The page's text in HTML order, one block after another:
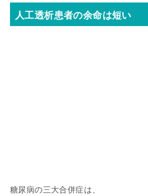
人工透析患者の余命は短い
糖尿病の三大合併症は、